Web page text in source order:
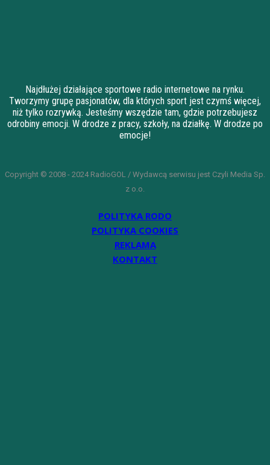
Najdłużej działające sportowe radio internetowe na rynku.
Tworzymy grupę pasjonatów, dla których sport jest czymś więcej,
niż tylko rozrywką. Jesteśmy wszędzie tam, gdzie potrzebujesz
odrobiny emocji. W drodze z pracy, szkoły, na działkę. W drodze po
emocje!
Copyright © 2008 - 2024 RadioGOL / Wydawcą serwisu jest Czyli Media Sp.
z o.o.
POLITYKA RODO
POLITYKA COOKIES
REKLAMA
KONTAKT